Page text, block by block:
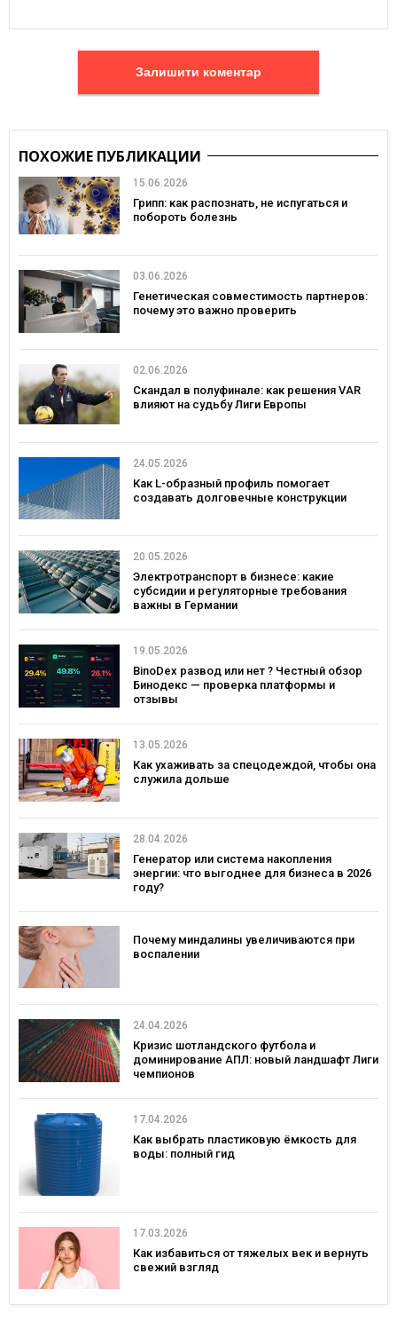
Залишити коментар
ПОХОЖИЕ ПУБЛИКАЦИИ
15.06.2026
Грипп: как распознать, не испугаться и
побороть болезнь
03.06.2026
Генетическая совместимость партнеров:
почему это важно проверить
02.06.2026
Скандал в полуфинале: как решения VAR
влияют на судьбу Лиги Европы
24.05.2026
Как L-образный профиль помогает
создавать долговечные конструкции
20.05.2026
Электротранспорт в бизнесе: какие
субсидии и регуляторные требования
важны в Германии
19.05.2026
BinoDex развод или нет ? Честный обзор
Бинодекс — проверка платформы и
отзывы
13.05.2026
Как ухаживать за спецодеждой, чтобы она
служила дольше
28.04.2026
Генератор или система накопления
энергии: что выгоднее для бизнеса в 2026
году?
Почему миндалины увеличиваются при
воспалении
24.04.2026
Кризис шотландского футбола и
доминирование АПЛ: новый ландшафт Лиги
чемпионов
17.04.2026
Как выбрать пластиковую ёмкость для
воды: полный гид
17.03.2026
Как избавиться от тяжелых век и вернуть
свежий взгляд